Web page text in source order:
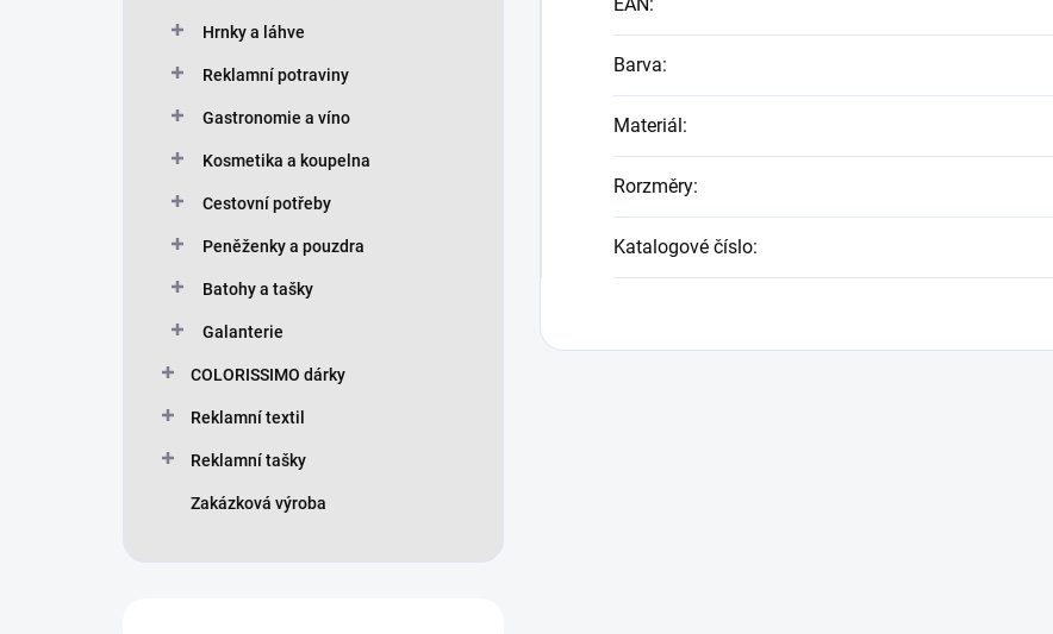
Hrnky a láhve
Reklamní potraviny
Gastronomie a víno
Kosmetika a koupelna
Cestovní potřeby
Peněženky a pouzdra
Batohy a tašky
Galanterie
COLORISSIMO dárky
Reklamní textil
Reklamní tašky
Zakázková výroba
Barva:
Materiál:
Rorzměry:
Katalogové číslo: